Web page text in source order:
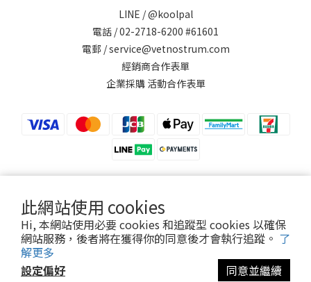
此網站使用 cookies
Hi, 本網站使用必要 cookies 和追蹤型 cookies 以確保
網站服務，後者將在獲得你的同意後才會執行追蹤。 了
解更多
設定偏好
同意並繼續
LINE /@koolpal
電話 / 02-2718-6200 #61601
電郵 / service@vetnostrum.com
經銷商合作表單
企業採購 活動合作表單
提醒您，可沛寵藥 Koolpal 不會以電話或簡訊方式通知變更付款方式。
Vetnostrum Animal Health Co., Ltd.